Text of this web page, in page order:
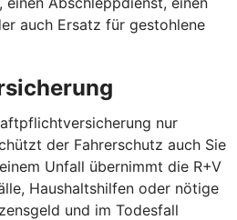
auch Ersatz für gestohlene
nur
der Fahrerschutz auch Sie
Unfall übernimmt die R+V
Haushaltshilfen oder nötige
und im Todesfall